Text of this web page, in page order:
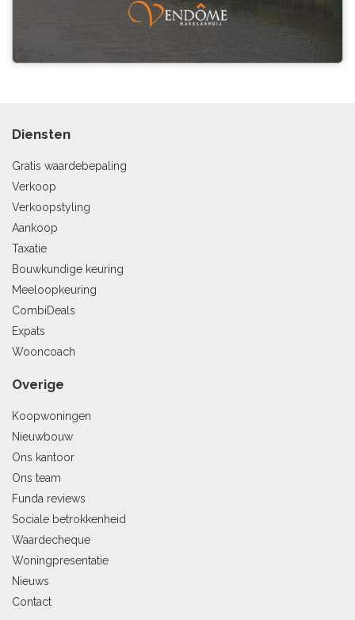
Diensten
Gratis waardebepaling
Verkoop
Verkoopstyling
Aankoop
Taxatie
Bouwkundige keuring
Meeloopkeuring
CombiDeals
Expats
Wooncoach
Overige
Koopwoningen
Nieuwbouw
Ons kantoor
Ons team
Funda reviews
Sociale betrokkenheid
Waardecheque
Woningpresentatie
Nieuws
Contact